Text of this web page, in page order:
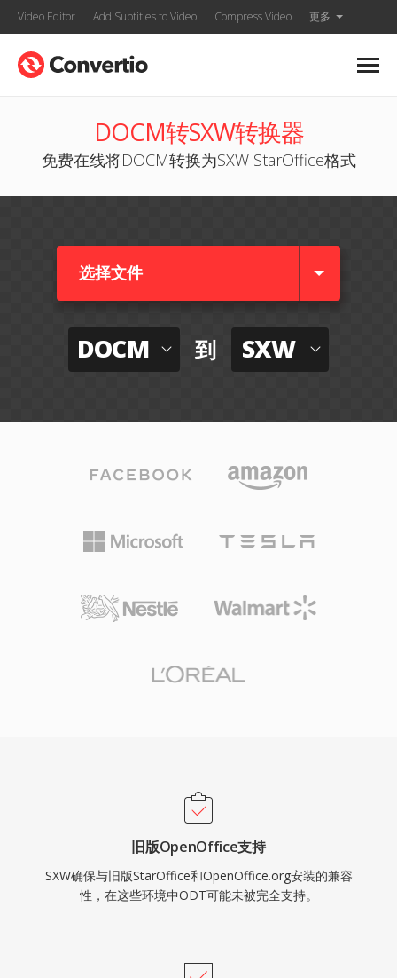
Video Editor Add Subtitles to Video Compress Video 更多
DOCM转SXW转换器
免费在线将DOCM转换为SXW StarOffice格式
选择文件
DOCM 到 SXW
旧版OpenOffice支持
SXW确保与旧版StarOffice和OpenOffice.org安装的兼容
性，在这些环境中ODT可能未被完全支持。